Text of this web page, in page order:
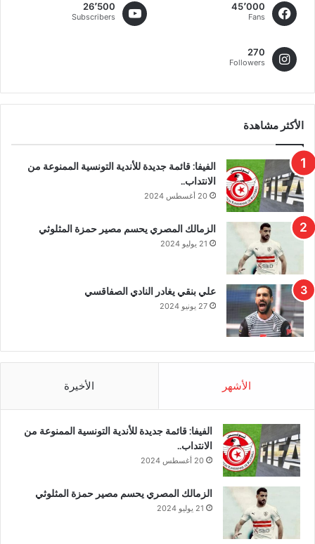
45٬000
Fans
26٬500
Subscribers
270
Followers
الأكثر مشاهدة
الفيفا: قائمة جديدة للأندية التونسية الممنوعة من
الانتداب..
20 أغسطس 2024
الزمالك المصري يحسم مصير حمزة المثلوثي
21 يوليو 2024
علي بنقي يغادر النادي الصفاقسي
27 يونيو 2024
الأشهر الأخيرة
الفيفا: قائمة جديدة للأندية التونسية الممنوعة من
الانتداب..
20 أغسطس 2024
الزمالك المصري يحسم مصير حمزة المثلوثي
21 يوليو 2024